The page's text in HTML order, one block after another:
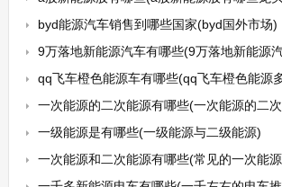
byd能源汽车销售到哪些国家(byd国外市场)
9万落地新能源汽车有哪些(9万落地新能源
qq飞车橙色能源车有哪些(qq飞车橙色能源
一次能源的二次能源有哪些(一次能源的二
一级能源是有哪些(一级能源与二级能源)
一次能源和二次能源有哪些(常见的一次能源和